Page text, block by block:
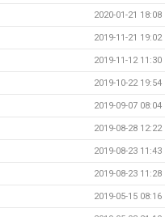
2020-01-21 18:08
2019-11-21 19:02
2019-11-12 11:30
2019-10-22 19:54
2019-09-07 08:04
2019-08-28 12:22
2019-08-23 11:43
2019-08-23 11:28
2019-05-15 08:16